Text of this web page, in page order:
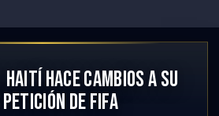
HACE CAMBIOS A SU
DE FIFA